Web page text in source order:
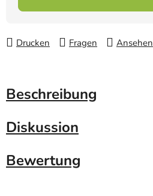
Drucken Fragen Ansehen
Beschreibung
Diskussion
Bewertung